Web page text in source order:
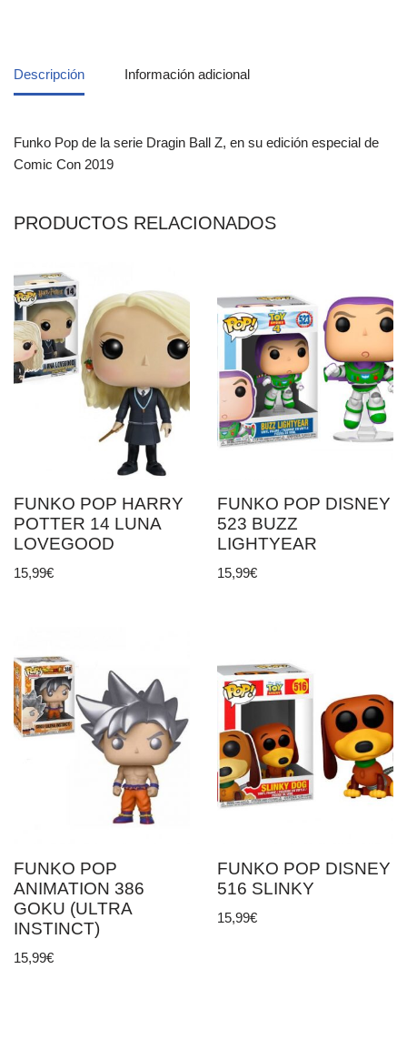
Descripción Información adicional
Funko Pop de la serie Dragin Ball Z, en su edición especial de
Comic Con 2019
PRODUCTOS RELACIONADOS
FUNKO POP HARRY
POTTER 14 LUNA
LOVEGOOD
15,99€
FUNKO POP DISNEY
523 BUZZ
LIGHTYEAR
15,99€
FUNKO POP
ANIMATION 386
GOKU (ULTRA
INSTINCT)
15,99€
FUNKO POP DISNEY
516 SLINKY
15,99€